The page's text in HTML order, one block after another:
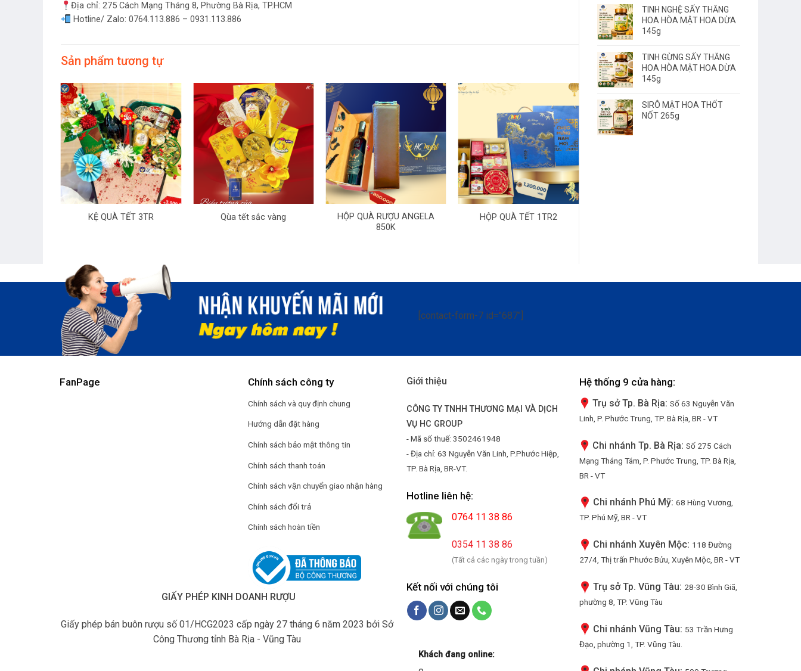
TINH NGHỆ SẤY THĂNG
HOA HÒA MẬT HOA DỪA
145g
TINH GỪNG SẤY THĂNG
HOA HÒA MẬT HOA DỪA
145g
SIRÔ MẬT HOA THỐT
NỐT 265g
Địa chỉ: 275 Cách Mạng Tháng 8, Phường Bà Rịa, TP.HCM
Hotline/ Zalo: 0764.113.886 – 0931.113.886
Sản phẩm tương tự
+
KỆ QUÀ TẾT 3TR Qùa tết sắc vàng
+
HỘP QUÀ RƯỢU ANGELA
850K
+
HỘP QUÀ TẾT 1TR2
[contact-form-7 id="687"]
FanPage Chính sách công ty
Chính sách và quy định chung
Hướng dẫn đặt hàng
Chính sách bảo mật thông tin
Chính sách thanh toán
Chính sách vận chuyển giao nhận hàng
Chính sách đổi trả
Chính sách hoàn tiền
GIẤY PHÉP KINH DOANH RƯỢU
Giấy phép bán buôn rượu số 01/HCG2023 cấp ngày 27 tháng 6 năm 2023 bởi Sở
Công Thương tỉnh Bà Rịa - Vũng Tàu
Giới thiệu
CÔNG TY TNHH THƯƠNG MẠI VÀ DỊCH
VỤ HC GROUP
- Mã số thuế: 3502461948
- Địa chỉ: 63 Nguyễn Văn Linh, P.Phước Hiệp,
TP. Bà Rịa, BR-VT.
Hotline liên hệ:
0764 11 38 86
0354 11 38 86
(Tất cả các ngày trong tuần)
Kết nối với chúng tôi
Khách đang online:
Hệ thống 9 cửa hàng:
Trụ sở Tp. Bà Rịa:Số 63 Nguyễn Văn
Linh, P. Phước Trung, TP. Bà Rịa, BR - VT
Chi nhánh Tp. Bà Rịa:Số 275 Cách
Mạng Tháng Tám, P. Phước Trung, TP. Bà Rịa,
BR - VT
Chi nhánh Phú Mỹ:68 Hùng Vương,
TP. Phú Mỹ, BR - VT
Chi nhánh Xuyên Mộc: 118 Đường
27/4, Thị trấn Phước Bửu, Xuyên Mộc, BR - VT
Trụ sở Tp. Vũng Tàu: 28-30 Bình Giã,
phường 8, TP. Vũng Tàu
Chi nhánh Vũng Tàu: 53 Trần Hưng
Đạo, phường 1, TP. Vũng Tàu.